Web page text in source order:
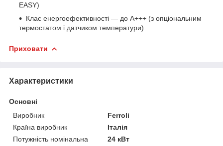
EASY)
Клас енергоефективності — до A+++ (з опціональним
термостатом і датчиком температури)
Приховати
Характеристики
Основні
Виробник
Ferroli
Країна виробник
Італія
Потужність номінальна
24 кВт